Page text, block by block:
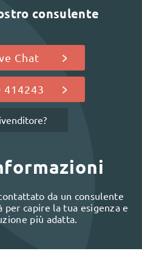
consulente
Chat
414243
da un consulente
capire la tua esigenza e
più adatta.